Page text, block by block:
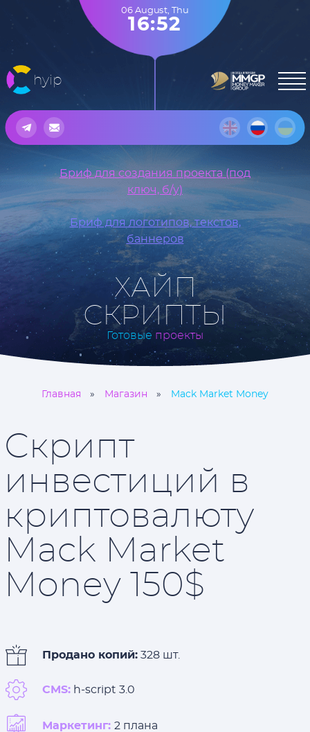
hyip
06 August, Thu
16:52
Бриф для создания проекта (под
ключ, б/у)
Бриф для логотипов, текстов,
баннеров
ХАЙП
СКРИПТЫ
Готовые проекты
Главная Магазин Mack Market Money
Скрипт
инвестиций в
криптовалюту
Mack Market
Money 150$
Продано копий: 328 шт.
CMS: h-script 3.0
Маркетинг: 2 плана